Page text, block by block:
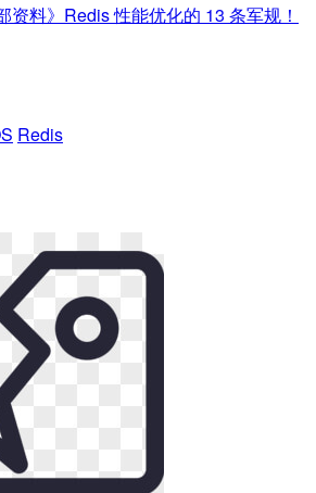
资料》Redis 性能优化的 13 条军规！
Redis